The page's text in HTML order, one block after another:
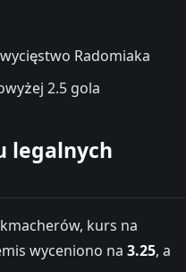
Radomiaka
2.5 gola
legalnych
kurs na
wyceniono na 3.25, a